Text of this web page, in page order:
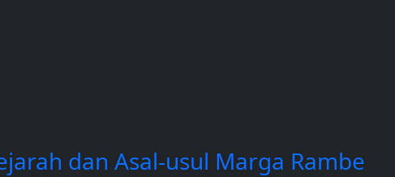
dan Asal-usul Marga Rambe